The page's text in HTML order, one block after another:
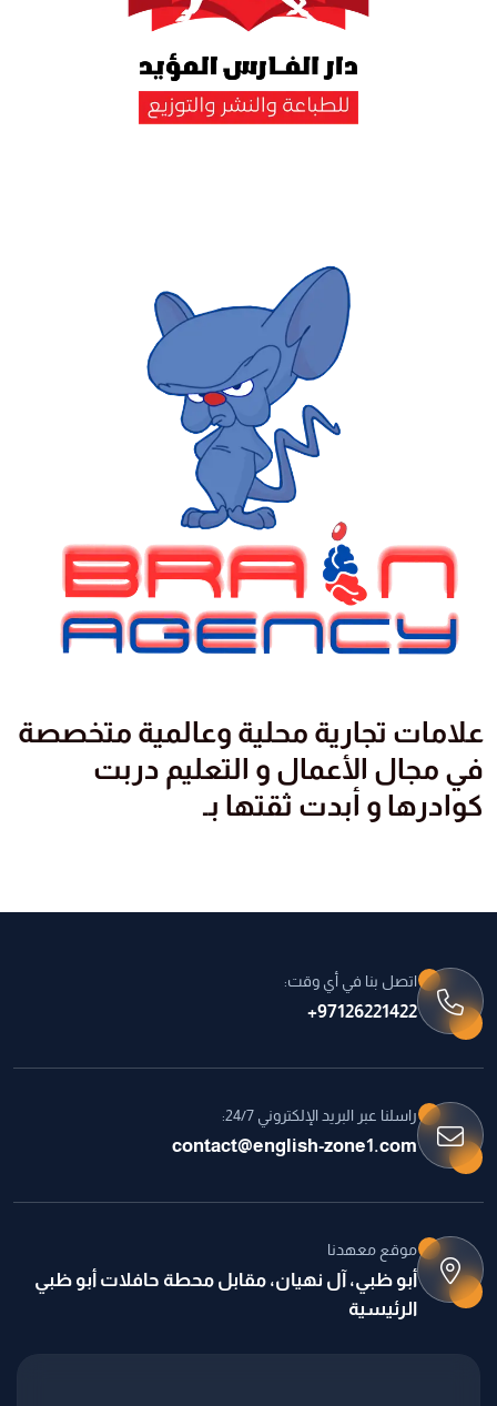
علامات تجارية محلية وعالمية متخصصة
في مجال الأعمال و التعليم دربت
كوادرها و أبدت ثقتها بـ
اتصل بنا في أي وقت:
97126221422+
راسلنا عبر البريد الإلكتروني 24/7:
contact@english-zone1.com
موقع معهدنا
أبو ظبي، آل نهيان، مقابل محطة حافلات أبو ظبي
الرئيسية